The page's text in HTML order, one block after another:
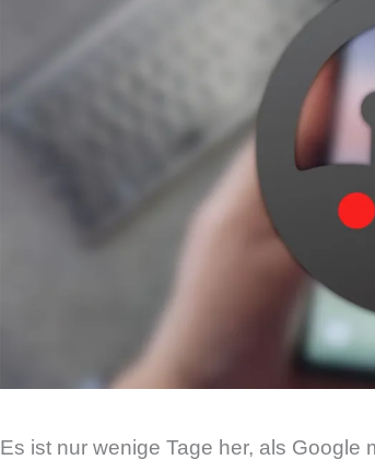
Es ist nur wenige Tage her, als